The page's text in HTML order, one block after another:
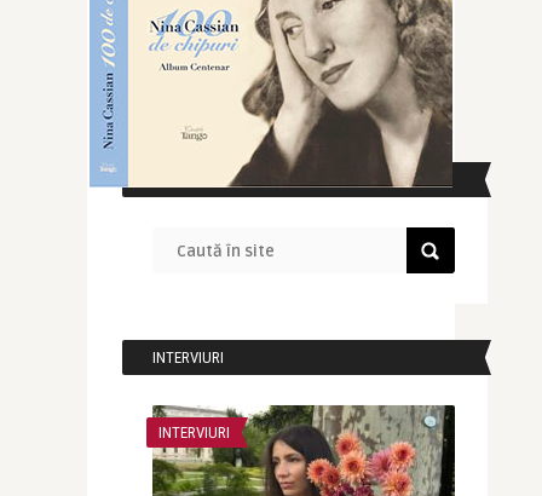
CAUTĂ ÎN SITE
INTERVIURI
INTERVIURI